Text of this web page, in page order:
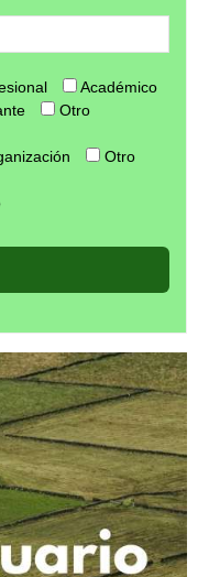
Académico
Otro
Otro